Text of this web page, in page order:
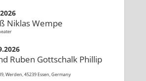
Niklas Wempe
Ruben Gottschalk Phillip
Werden, 45239 Essen, Germany